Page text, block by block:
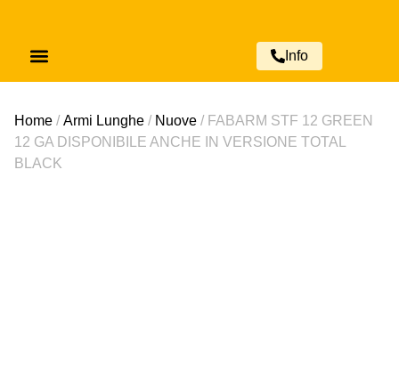
‎‎Info
Home /Armi Lunghe / Nuove / FABARM STF 12 GREEN
12 GA DISPONIBILE ANCHE IN VERSIONE TOTAL
BLACK